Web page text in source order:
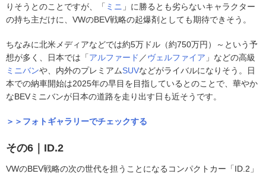
りそうとのことですが、「 ミニ 」に勝るとも劣らないキャラクター
の持ち主だけに、VWのBEV戦略の起爆剤としても期待できそう。
ちなみに北米メディアなどでは約5万ドル（約750万円）～という予
想が多く、日本では「アルファード ／ヴェルファイア 」などの高級
ミニバンや、内外のプレミアムSUVなどがライバルになりそう。日
本での納車開始は2025年の早目を目指しているとのことで、華やか
なBEVミニバンが日本の道路を走り出す日も近そうです。
＞＞フォトギャラリーでチェックする
その6｜ID.2
VWのBEV戦略の次の世代を担うことになるコンパクトカー「ID.2」